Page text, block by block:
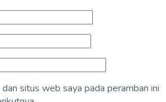
dan situs web saya pada peramban ini